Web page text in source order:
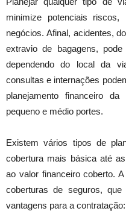
minimize potenciais
negócios. Afinal, acidentes,
extravio de bagagens,
dependendo do local da
consultas e internações
planejamento financeiro
pequeno e médio portes.
Existem vários tipos de
cobertura mais básica até
ao valor financeiro coberto.
coberturas de seguros,
vantagens para a contratação: